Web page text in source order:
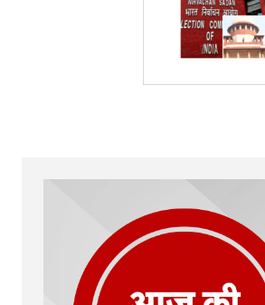
Comment*